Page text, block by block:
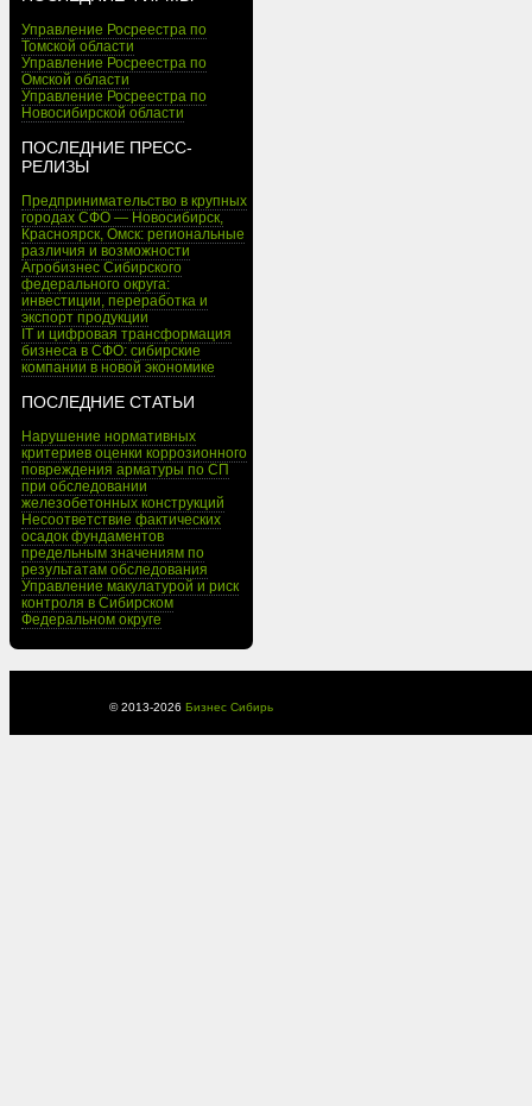
Управление Росреестра по
Томской области
Управление Росреестра по
Омской области
Управление Росреестра по
Новосибирской области
ПОСЛЕДНИЕ ПРЕСС-
РЕЛИЗЫ
Предпринимательство в крупных
городах СФО — Новосибирск,
Красноярск, Омск: региональные
различия и возможности
Агробизнес Сибирского
федерального округа:
инвестиции, переработка и
экспорт продукции
IT и цифровая трансформация
бизнеса в СФО: сибирские
компании в новой экономике
ПОСЛЕДНИЕ СТАТЬИ
Нарушение нормативных
критериев оценки коррозионного
повреждения арматуры по СП
при обследовании
железобетонных конструкций
Несоответствие фактических
осадок фундаментов
предельным значениям по
результатам обследования
Управление макулатурой и риск
контроля в Сибирском
Федеральном округе
© 2013-2026 Бизнес Сибирь